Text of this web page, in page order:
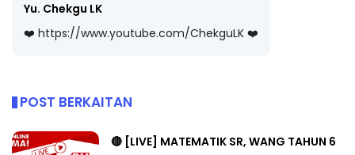
Yu. Chekgu LK
❤️ https://www.youtube.com/ChekguLK ❤️
POST BERKAITAN
🔴 [LIVE] MATEMATIK SR, WANG TAHUN 6